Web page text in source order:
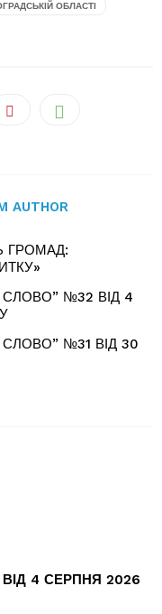
ОБЛАСТІ
AUTHOR
ГРОМАД:
№32 ВІД 4
№31 ВІД 30
4 СЕРПНЯ 2026